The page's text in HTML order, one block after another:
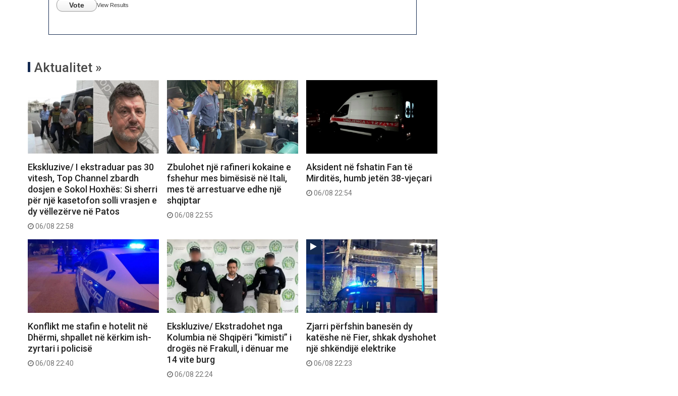
Vote View Results
Aktualitet »
Ekskluzive/ I ekstraduar pas 30
vitesh, Top Channel zbardh
dosjen e Sokol Hoxhës: Si sherri
për një kasetofon solli vrasjen e
dy vëllezërve në Patos
06/08 22:58
Zbulohet një rafineri kokaine e
fshehur mes bimësisë në Itali,
mes të arrestuarve edhe një
shqiptar
06/08 22:55
Aksident në fshatin Fan të
Mirditës, humb jetën 38-vjeçari
06/08 22:54
Konflikt me stafin e hotelit në
Dhërmi, shpallet në kërkim ish-
zyrtari i policisë
06/08 22:40
Ekskluzive/ Ekstradohet nga
Kolumbia në Shqipëri “kimisti” i
drogës në Frakull, i dënuar me
14 vite burg
06/08 22:24
Zjarri përfshin banesën dy
katëshe në Fier, shkak dyshohet
një shkëndijë elektrike
06/08 22:23